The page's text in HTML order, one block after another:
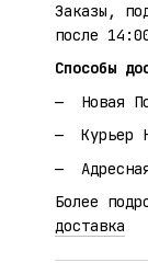
Заказы,
после
Способы
Новая
Курьер
Более
доставка